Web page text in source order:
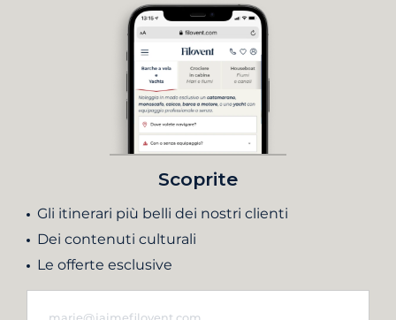
Scoprite
Gli itinerari più belli dei nostri clienti
Dei contenuti culturali
Le offerte esclusive